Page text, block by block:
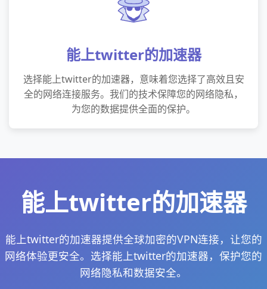
能上twitter的加速器
选择能上twitter的加速器，意味着您选择了高效且安
全的网络连接服务。我们的技术保障您的网络隐私，
为您的数据提供全面的保护。
能上twitter的加速器
能上twitter的加速器提供全球加密的VPN连接，让您的
网络体验更安全。选择能上twitter的加速器，保护您的
网络隐私和数据安全。